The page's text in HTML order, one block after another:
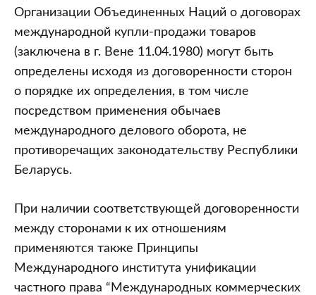
Организации Объединенных Наций о договорах
международной купли-продажи товаров
(заключена в г. Вене 11.04.1980) могут быть
определены исходя из договоренности сторон
о порядке их определения, в том числе
посредством применения обычаев
международного делового оборота, не
противоречащих законодательству Республики
Беларусь.
При наличии соответствующей договоренности
между сторонами к их отношениям
применяются также Принципы
Международного института унификации
частного права “Международных коммерческих